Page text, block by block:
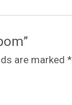
are marked*